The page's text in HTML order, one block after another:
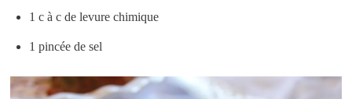
1 c à c de levure chimique
1 pincée de sel